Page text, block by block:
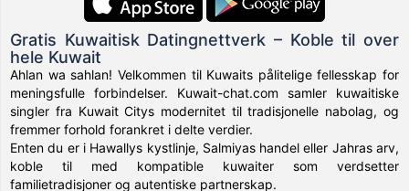
Gratis Kuwaitisk Datingnettverk – Koble til over
hele Kuwait
Ahlan wa sahlan! Velkommen til Kuwaits pålitelige fellesskap for
meningsfulle forbindelser. Kuwait-chat.com samler kuwaitiske
singler fra Kuwait Citys modernitet til tradisjonelle nabolag, og
fremmer forhold forankret i delte verdier.
Enten du er i Hawallys kystlinje, Salmiyas handel eller Jahras arv,
koble til med kompatible kuwaiter som verdsetter
familietradisjoner og autentiske partnerskap.